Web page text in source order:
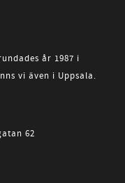
år 1987 i
vi även i Uppsala.
62